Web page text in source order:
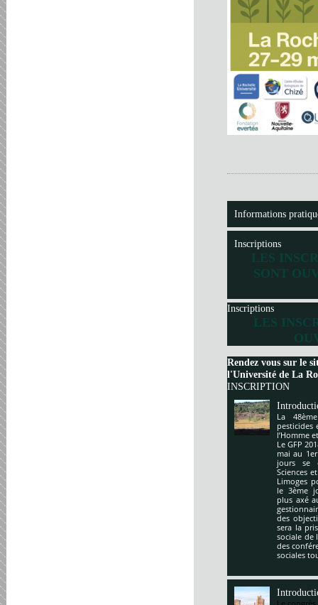
Informations
Inscriptions
LES
SONT
Inscriptions
LES
Rendez vous sur le
l'Université de La
INSCRIPTION
La
pesticides
l’Homme
Le GFP
mai au
jours se
Sciences
Limoges
le 3ème
plus axé
des
sera la
sociale de
des
sociales